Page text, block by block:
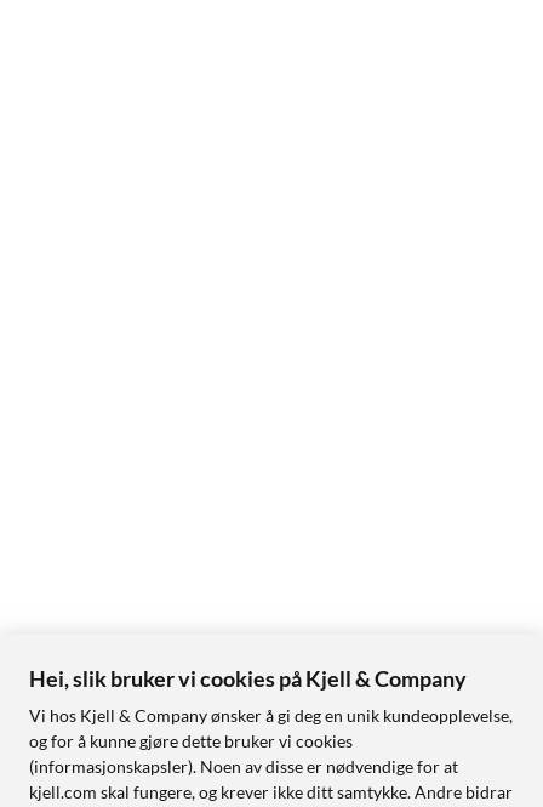
Hei, slik bruker vi cookies på Kjell & Company
Vi hos Kjell & Company ønsker å gi deg en unik kundeopplevelse,
og for å kunne gjøre dette bruker vi cookies
(informasjonskapsler). Noen av disse er nødvendige for at
kjell.com skal fungere, og krever ikke ditt samtykke. Andre bidrar